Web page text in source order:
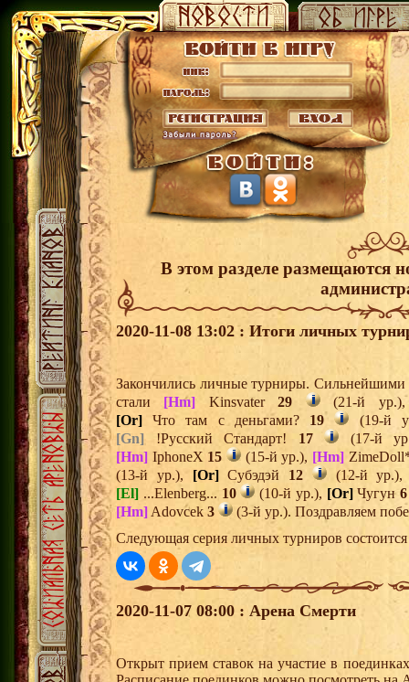
В этом разделе размещаются
2020-11-08 13:02 : Итоги личных
Закончились личные турниры. Сильнейшими
стали [Hm] Kinsvater29
(21-й
[Or] Что там с деньгами? 19
(19-й
[Gn] !Русский Стандарт! 17
(17-й
[Hm] IphoneX 15 (15-й ур.), [Hm]
(13-й ур.), [Or]Субэдэй 12
(12-й
[El] ...Elenberg... 10 (10-й ур.), [Or]Чугун6
[Hm] Adovcek 3
(3-й ур.). Поздравляем
Следующая серия личных турниров состоится
2020-11-07 08:00 : Арена Смерти
Открыт прием ставок на участие в